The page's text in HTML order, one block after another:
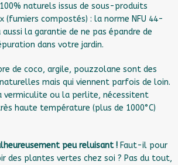
naturels issus de sous-produits
(fumiers compostés) : la norme NFU 44-
la garantie de ne pas épandre de
dans votre jardin.
de coco, argile, pouzzolane sont des
mais qui viennent parfois de loin.
vermiculite ou la perlite, nécessitent
haute température (plus de 1000°C)
peu reluisant ! Faut-il pour
des plantes vertes chez soi ? Pas du tout,